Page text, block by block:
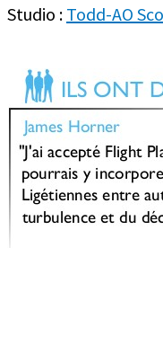
Studio : Todd-AO